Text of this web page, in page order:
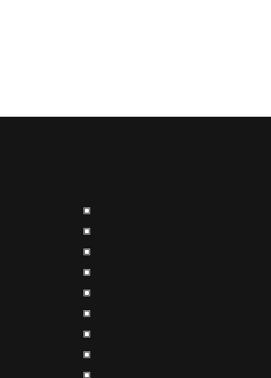
▣
▣
▣
▣
▣
▣
▣
▣
▣